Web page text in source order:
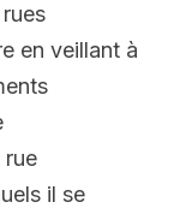
en veillant à
rue
il se